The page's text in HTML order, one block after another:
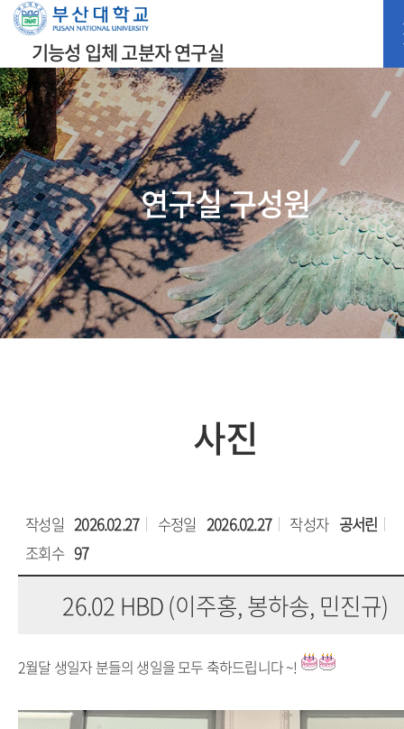
기능성 입체 고분자 연구실
연구실 구성원
사진
작성일 2026.02.27 수정일 2026.02.27 작성자 공서린
조회수 97
26.02 HBD (이주홍, 봉하송, 민진규)
2월달 생일자 분들의 생일을 모두 축하드립니다 ~!